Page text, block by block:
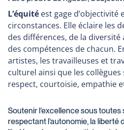
L’équité est gage
circonstances. Elle éclaire les
des différences, de la diversité
des compétences de chacun.
artistes, les travailleuses et
culturel ainsi que les
respect, courtoisie, empathie
Soutenir l’excellence sous
respectant l’autonomie, la liberté